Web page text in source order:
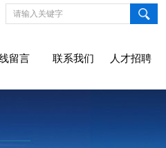
留言 联系我们 人才招聘